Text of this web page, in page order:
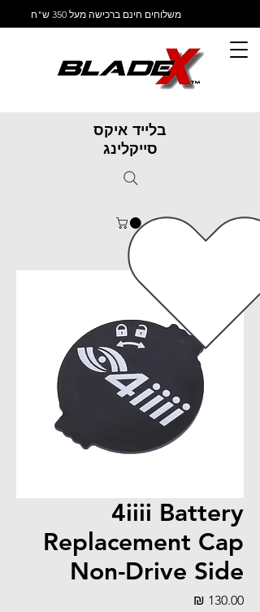
משלוחים חינם ברכישה מעל 350 ש"ח
בלייד איקס
סייקלינג
4iiii Battery
Replacement Cap
Non-Drive Side